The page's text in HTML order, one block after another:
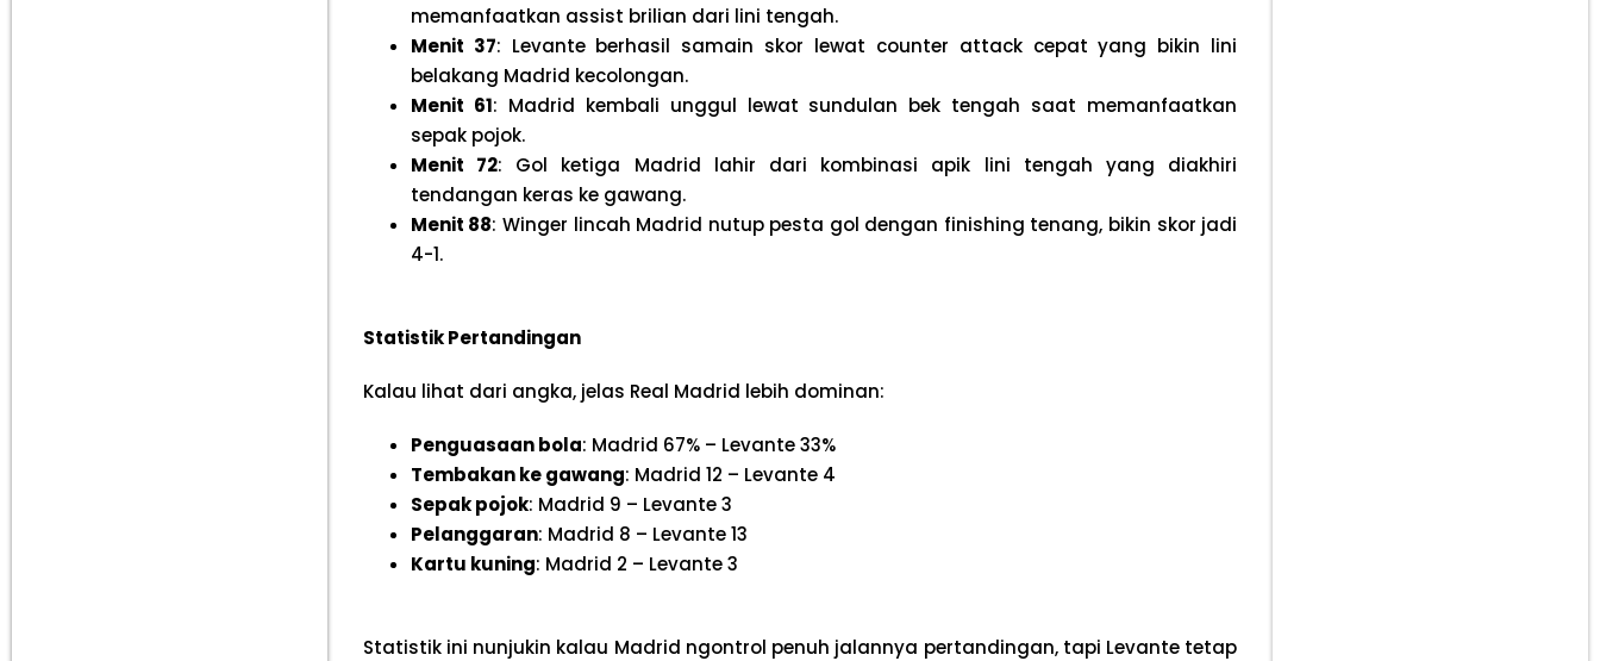
memanfaatkan assist brilian dari lini tengah.
Menit 37: Levante berhasil samain skor lewat counter attack cepat yang bikin lini
belakang Madrid kecolongan.
Menit 61: Madrid kembali unggul lewat sundulan bek tengah saat memanfaatkan
sepak pojok.
Menit 72: Gol ketiga Madrid lahir dari kombinasi apik lini tengah yang diakhiri
tendangan keras ke gawang.
Menit 88: Winger lincah Madrid nutup pesta gol dengan finishing tenang, bikin skor jadi
4-1.
Statistik Pertandingan
Kalau lihat dari angka, jelas Real Madrid lebih dominan:
Penguasaan bola: Madrid 67% – Levante 33%
Tembakan ke gawang: Madrid 12 – Levante 4
Sepak pojok: Madrid 9 – Levante 3
Pelanggaran: Madrid 8 – Levante 13
Kartu kuning: Madrid 2 – Levante 3
Statistik ini nunjukin kalau Madrid ngontrol penuh jalannya pertandingan, tapi Levante tetap